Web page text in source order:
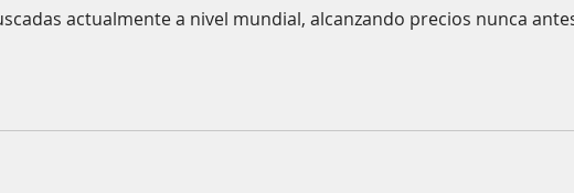
actualmente a nivel mundial, alcanzando precios nunca